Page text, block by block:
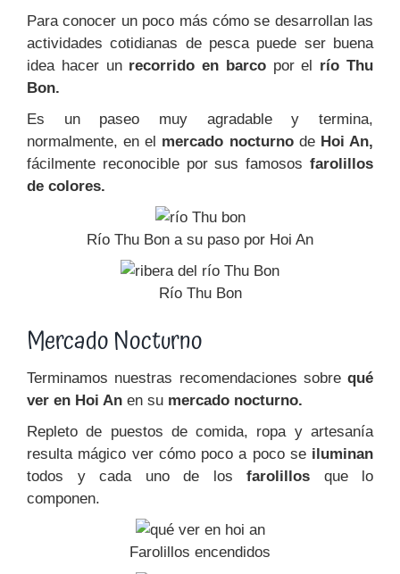
Para conocer un poco más cómo se desarrollan las
actividades cotidianas de pesca puede ser buena
idea hacer un recorrido en barcopor el río Thu
Bon.
Es un paseo muy agradable y termina,
normalmente, en el mercado nocturnode Hoi An,
fácilmente reconocible por sus famosos farolillos
de colores.
Río Thu Bon a su paso por Hoi An
Río Thu Bon
Mercado Nocturno
Terminamos nuestras recomendaciones sobrequé
ver en Hoi An en su mercado nocturno.
Repleto de puestos de comida, ropa y artesanía
resulta mágico ver cómo poco a poco se iluminan
todos y cada uno de los farolillos que lo
componen.
Farolillos encendidos